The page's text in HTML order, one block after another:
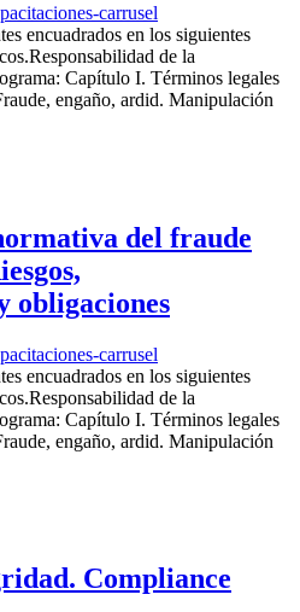
carrusel
encuadrados en los siguientes
de la
Capítulo I. Términos legales
engaño, ardid. Manipulación
del fraude
obligaciones
carrusel
encuadrados en los siguientes
de la
Capítulo I. Términos legales
engaño, ardid. Manipulación
Compliance